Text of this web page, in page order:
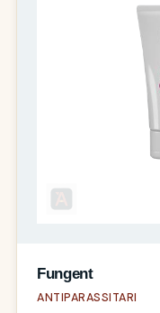
Fungent
ANTIPARASSITARI